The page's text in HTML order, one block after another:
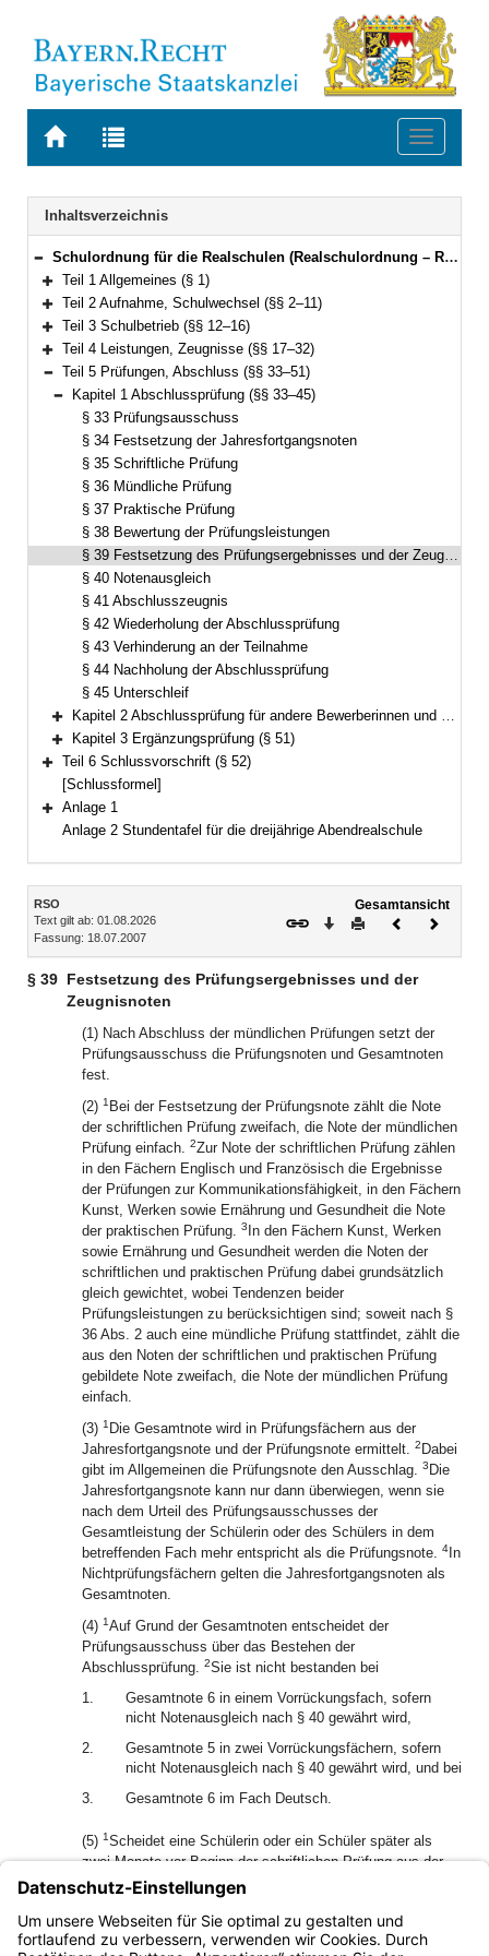
Zur
BAYERN.RECHT
Zur
letzten
Suche
Toggle
Navigation
Inhaltsverzeichnis
Bereich reduzieren
Schulordnung für die Realschulen (Realschulordnung – RSO) Vom 18. Juli 2007 (GVBl. S. 458, ber. S. 585) BayRS 2234-2-K (§§ 1–52)
Bereich erweitern
Teil 1 Allgemeines (§ 1)
Bereich erweitern
Teil 2 Aufnahme, Schulwechsel (§§ 2–11)
Bereich erweitern
Teil 3 Schulbetrieb (§§ 12–16)
Bereich erweitern
Teil 4 Leistungen, Zeugnisse (§§ 17–32)
Bereich reduzieren
Teil 5 Prüfungen, Abschluss (§§ 33–51)
Bereich reduzieren
Kapitel 1 Abschlussprüfung (§§ 33–45)
§ 33 Prüfungsausschuss
§ 34 Festsetzung der Jahresfortgangsnoten
§ 35 Schriftliche Prüfung
§ 36 Mündliche Prüfung
§ 37 Praktische Prüfung
§ 38 Bewertung der Prüfungsleistungen
§ 39 Festsetzung des Prüfungsergebnisses und der Zeugnisnoten
§ 40 Notenausgleich
§ 41 Abschlusszeugnis
§ 42 Wiederholung der Abschlussprüfung
§ 43 Verhinderung an der Teilnahme
§ 44 Nachholung der Abschlussprüfung
§ 45 Unterschleif
Bereich erweitern
Kapitel 2 Abschlussprüfung für andere Bewerberinnen und Bewerber (§§ 46–50)
Bereich erweitern
Kapitel 3 Ergänzungsprüfung (§ 51)
Bereich erweitern
Teil 6 Schlussvorschrift (§ 52)
[Schlussformel]
Bereich erweitern
Anlage 1
Anlage 2 Stundentafel für die dreijährige Abendrealschule
Inhalt
RSO
Text gilt ab: 01.08.2026
Fassung: 18.07.2007
Gesamtansicht
Download
DruckenVorheriges
§ 39 Festsetzung des Prüfungsergebnisses und der
Zeugnisnoten
(1) Nach Abschluss der mündlichen Prüfungen setzt der
Prüfungsausschuss die Prüfungsnoten und Gesamtnoten
fest.
(2) 1 Bei der Festsetzung der Prüfungsnote zählt die Note
der schriftlichen Prüfung zweifach, die Note der mündlichen
Prüfung einfach. 2Zur Note der schriftlichen Prüfung zählen
in den Fächern Englisch und Französisch die Ergebnisse
der Prüfungen zur Kommunikationsfähigkeit, in den Fächern
Kunst, Werken sowie Ernährung und Gesundheit die Note
der praktischen Prüfung. 3 In den Fächern Kunst, Werken
sowie Ernährung und Gesundheit werden die Noten der
schriftlichen und praktischen Prüfung dabei grundsätzlich
gleich gewichtet, wobei Tendenzen beider
Prüfungsleistungen zu berücksichtigen sind; soweit nach §
36 Abs. 2 auch eine mündliche Prüfung stattfindet, zählt die
aus den Noten der schriftlichen und praktischen Prüfung
gebildete Note zweifach, die Note der mündlichen Prüfung
einfach.
(3) 1 Die Gesamtnote wird in Prüfungsfächern aus der
Jahresfortgangsnote und der Prüfungsnote ermittelt. 2 Dabei
gibt im Allgemeinen die Prüfungsnote den Ausschlag. 3 Die
Jahresfortgangsnote kann nur dann überwiegen, wenn sie
nach dem Urteil des Prüfungsausschusses der
Gesamtleistung der Schülerin oder des Schülers in dem
betreffenden Fach mehr entspricht als die Prüfungsnote. 4 In
Nichtprüfungsfächern gelten die Jahresfortgangsnoten als
Gesamtnoten.
(4) 1Auf Grund der Gesamtnoten entscheidet der
Prüfungsausschuss über das Bestehen der
Abschlussprüfung. 2Sie ist nicht bestanden bei
1.
Gesamtnote 6 in einem Vorrückungsfach, sofern
nicht Notenausgleich nach § 40 gewährt wird,
2.
Gesamtnote 5 in zwei Vorrückungsfächern, sofern
nicht Notenausgleich nach § 40 gewährt wird, und bei
3.
Gesamtnote 6 im Fach Deutsch.
(5) 1Scheidet eine Schülerin oder ein Schüler später als
zwei Monate vor Beginn der schriftlichen Prüfung aus der
Schule aus, gilt die Abschlussprüfung als abgelegt und
Bei einem Wiedereintritt in die
Jahrgangsstufe 10 gilt die Schülerin oder der Schüler als
Wiederholungsschülerin oder -schüler.